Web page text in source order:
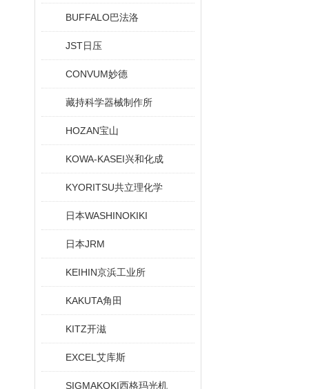
BUFFALO巴法洛
JST日压
CONVUM妙德
藏持科学器械制作所
HOZAN宝山
KOWA-KASEI兴和化成
KYORITSU共立理化学
日本WASHINOKIKI
日本JRM
KEIHIN京浜工业所
KAKUTA角田
KITZ开滋
EXCEL艾库斯
SIGMAKOKI西格玛光机